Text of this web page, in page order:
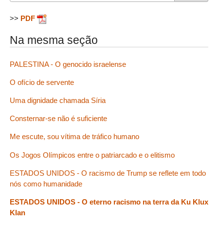
>> PDF
Na mesma seção
PALESTINA - O genocido israelense
O ofício de servente
Uma dignidade chamada Síria
Consternar-se não é suficiente
Me escute, sou vítima de tráfico humano
Os Jogos Olímpicos entre o patriarcado e o elitismo
ESTADOS UNIDOS - O racismo de Trump se reflete em todo
nós como humanidade
ESTADOS UNIDOS - O eterno racismo na terra da Ku Klux
Klan